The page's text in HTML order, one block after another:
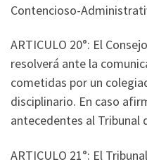
Contencioso-
ARTICULO 20°: El
resolverá ante la
cometidas por un
disciplinario. En caso
antecedentes al Tribunal
ARTICULO 21°: El